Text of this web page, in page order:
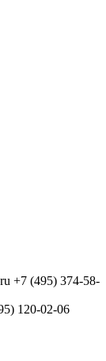
+7 (495) 374-58-
120-02-06